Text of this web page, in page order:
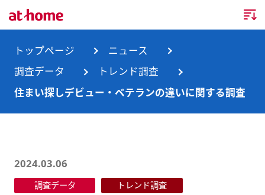
トップページ
企業情報
トップページ
ニュース
調査データ
トレンド調査
住まい探しデビュー・ベテランの違いに関する調査
2024.03.06
調査データ トレンド調査